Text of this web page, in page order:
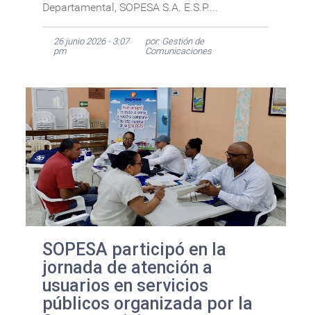
Departamental, SOPESA S.A. E.S.P....
26 junio 2026 - 3:07
pm
por: Gestión de
Comunicaciones
SOPESA participó en la
jornada de atención a
usuarios en servicios
públicos organizada por la